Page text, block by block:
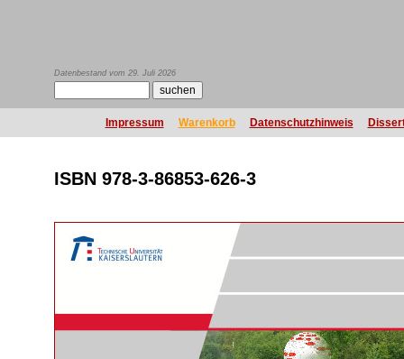
Datenbestand vom 29. Juli 2026
Impressum Warenkorb Datenschutzhinweis
ISBN 978-3-86853-626-3